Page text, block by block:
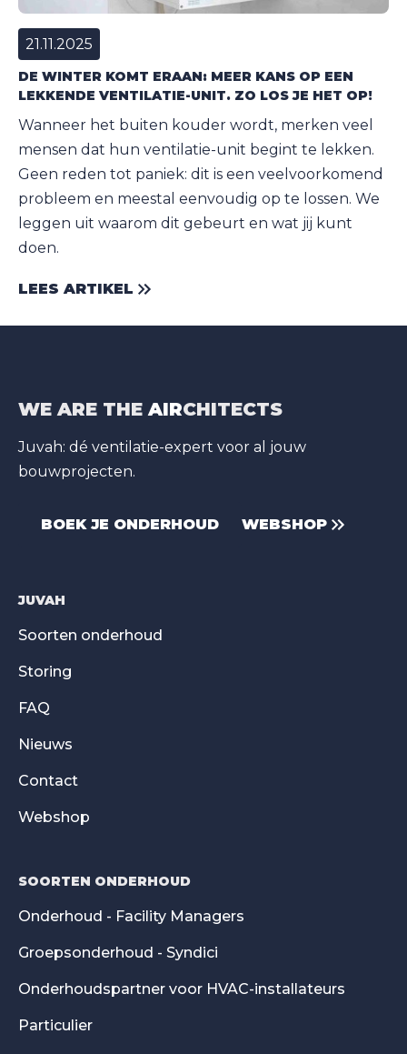
21.11.2025
DE WINTER KOMT ERAAN: MEER KANS OP EEN
LEKKENDE VENTILATIE-UNIT. ZO LOS JE HET OP!
Wanneer het buiten kouder wordt, merken veel
mensen dat hun ventilatie-unit begint te lekken.
Geen reden tot paniek: dit is een veelvoorkomend
probleem en meestal eenvoudig op te lossen. We
leggen uit waarom dit gebeurt en wat jij kunt
doen.
LEES ARTIKEL
WE ARE THE AIRCHITECTS
Juvah: dé ventilatie-expert voor al jouw
bouwprojecten.
BOEK JE ONDERHOUD WEBSHOP
JUVAH
Soorten onderhoud
Storing
FAQ
Nieuws
Contact
Webshop
SOORTEN ONDERHOUD
Onderhoud - Facility Managers
Groepsonderhoud - Syndici
Onderhoudspartner voor HVAC-installateurs
Particulier